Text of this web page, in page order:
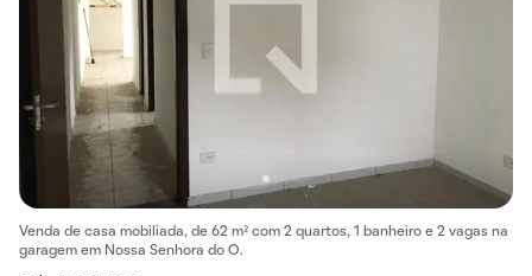
Venda de casa mobiliada, de 62 m² com 2 quartos, 1 banheiro e 2 vagas na
garagem em Nossa Senhora do O.